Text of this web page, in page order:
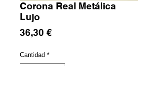
Corona Real Metálica
Lujo
36,30 €Precio
Cantidad *